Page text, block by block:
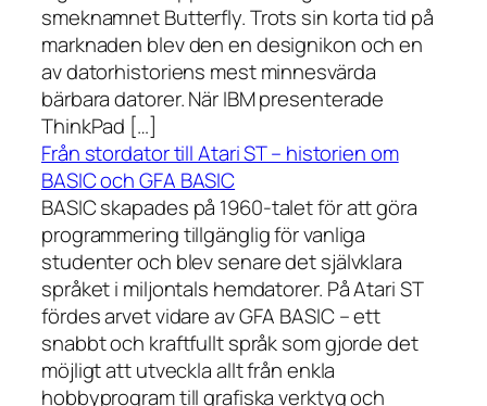
smeknamnet Butterfly. Trots sin korta tid på
marknaden blev den en designikon och en
av datorhistoriens mest minnesvärda
bärbara datorer. När IBM presenterade
ThinkPad […]
Från stordator till Atari ST – historien om
BASIC och GFA BASIC
BASIC skapades på 1960-talet för att göra
programmering tillgänglig för vanliga
studenter och blev senare det självklara
språket i miljontals hemdatorer. På Atari ST
fördes arvet vidare av GFA BASIC – ett
snabbt och kraftfullt språk som gjorde det
möjligt att utveckla allt från enkla
hobbyprogram till grafiska verktyg och